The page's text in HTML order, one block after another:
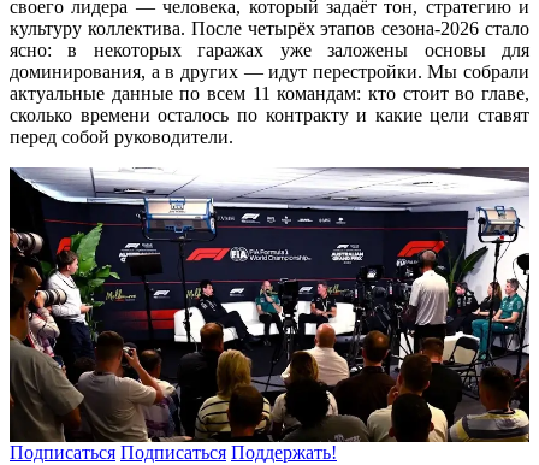
своего лидера — человека, который задаёт тон, стратегию и
культуру коллектива. После четырёх этапов сезона-2026 стало
ясно: в некоторых гаражах уже заложены основы для
доминирования, а в других — идут перестройки. Мы собрали
актуальные данные по всем 11 командам: кто стоит во главе,
сколько времени осталось по контракту и какие цели ставят
перед собой руководители.
Подписаться Подписаться Поддержать!